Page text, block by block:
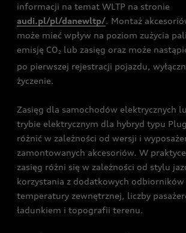
informacji na temat WLTP na stronie
audi.pl/pl/danewltp/. Montaż
może mieć wpływ na poziom zużycia
emisję CO2 lub zasięg oraz może
po pierwszej rejestracji pojazdu,
życzenie.
Zasięg dla samochodów elektrycznych
trybie elektrycznym dla hybryd typu
różnić w zależności od wersji i
zamontowanych akcesoriów. W
zasięg różni się w zależności od stylu
korzystania z dodatkowych odbiorników
temperatury zewnętrznej, liczby
ładunkiem i topografii terenu.